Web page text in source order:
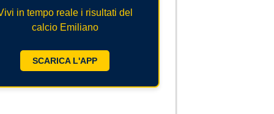
in tempo reale i risultati del
calcio Emiliano
SCARICA L'APP